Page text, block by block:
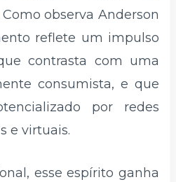
observa Anderson
reflete um impulso
contrasta com uma
consumista, e que
por redes
e virtuais.
esse espírito ganha